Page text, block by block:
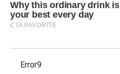
Error9